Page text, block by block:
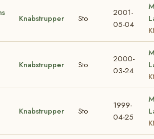
Knabstrupper Sto
2001-
05-04
Knabstrupper Sto
2000-
03-24
Knabstrupper Sto
1999-
04-25